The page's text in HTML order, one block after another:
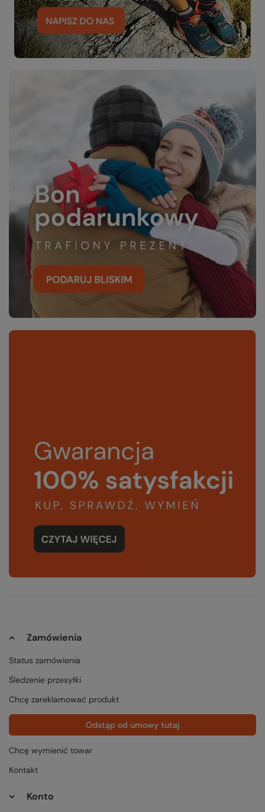
Zamówienia
Status zamówienia
Śledzenie przesyłki
Chcę zareklamować produkt
Odstąp od umowy tutaj
Chcę wymienić towar
Kontakt
Konto